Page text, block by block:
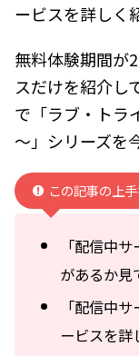
ービスを詳しく
無料体験期間が
スだけを紹介し
で「ラブ・トラ
～」シリーズを
この記事の上
「配信中
があるか見
「配信中
ービスを詳